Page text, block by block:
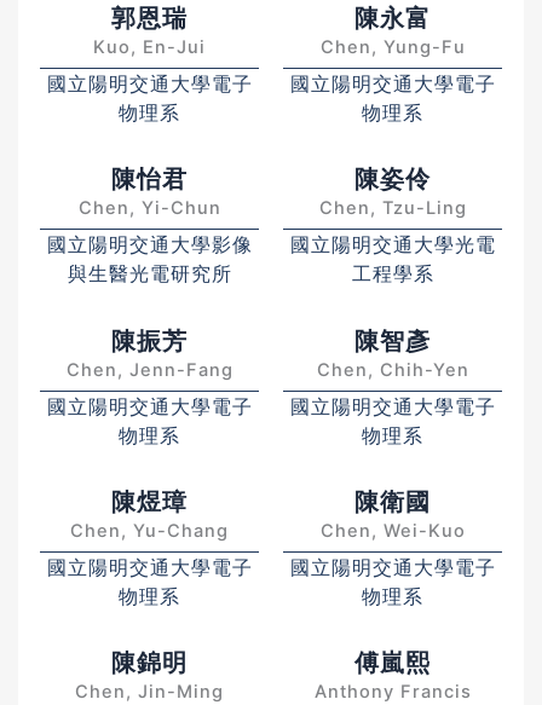
郭恩瑞
Kuo, En-Jui
國立陽明交通大學電子
物理系
陳永富
Chen, Yung-Fu
國立陽明交通大學電子
物理系
陳怡君
Chen, Yi-Chun
國立陽明交通大學影像
與生醫光電研究所
陳姿伶
Chen, Tzu-Ling
國立陽明交通大學光電
工程學系
陳振芳
Chen, Jenn-Fang
國立陽明交通大學電子
物理系
陳智彥
Chen, Chih-Yen
國立陽明交通大學電子
物理系
陳煜璋
Chen, Yu-Chang
國立陽明交通大學電子
物理系
陳衛國
Chen, Wei-Kuo
國立陽明交通大學電子
物理系
陳錦明
Chen, Jin-Ming
傅嵐熙
Anthony Francis